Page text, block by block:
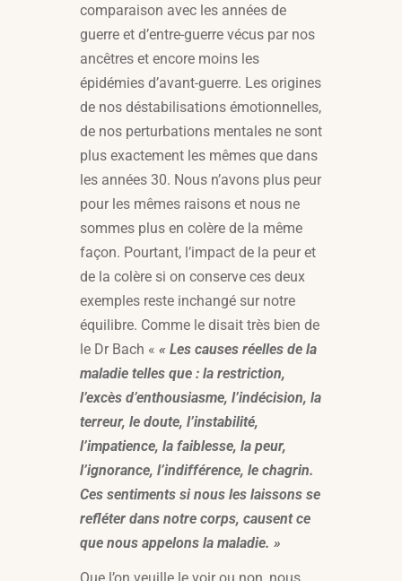
comparaison avec les années de
guerre et d’entre-guerre vécus par nos
ancêtres et encore moins les
épidémies d’avant-guerre. Les origines
de nos déstabilisations émotionnelles,
de nos perturbations mentales ne sont
plus exactement les mêmes que dans
les années 30. Nous n’avons plus peur
pour les mêmes raisons et nous ne
sommes plus en colère de la même
façon. Pourtant, l’impact de la peur et
de la colère si on conserve ces deux
exemples reste inchangé sur notre
équilibre. Comme le disait très bien de
le Dr Bach « « Les causes réelles de la
maladie telles que : la restriction,
l’excès d’enthousiasme, l’indécision, la
terreur, le doute, l’instabilité,
l’impatience, la faiblesse, la peur,
l’ignorance, l’indifférence, le chagrin.
Ces sentiments si nous les laissons se
refléter dans notre corps, causent ce
que nous appelons la maladie. »
Que l’on veuille le voir ou non, nous